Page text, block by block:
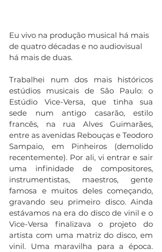
Eu vivo na produção musical há mais
de quatro décadas e no audiovisual
há mais de duas.
Trabalhei num dos mais históricos
estúdios musicais de São Paulo: o
Estúdio Vice-Versa, que tinha sua
sede num antigo casarão, estilo
francês, na rua Alves Guimarães,
entre as avenidas Rebouças e Teodoro
Sampaio, em Pinheiros (demolido
recentemente). Por ali, vi entrar e sair
uma infinidade de compositores,
instrumentistas, maestros, gente
famosa e muitos deles começando,
gravando seu primeiro disco. Ainda
estávamos na era do disco de vinil e o
Vice-Versa finalizava o projeto do
artista com uma matriz do disco, em
vinil. Uma maravilha para a época.